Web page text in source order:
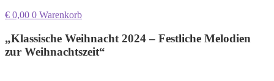
€ 0,00 0 Warenkorb
„Klassische Weihnacht 2024 – Festliche Melodien
zur Weihnachtszeit“